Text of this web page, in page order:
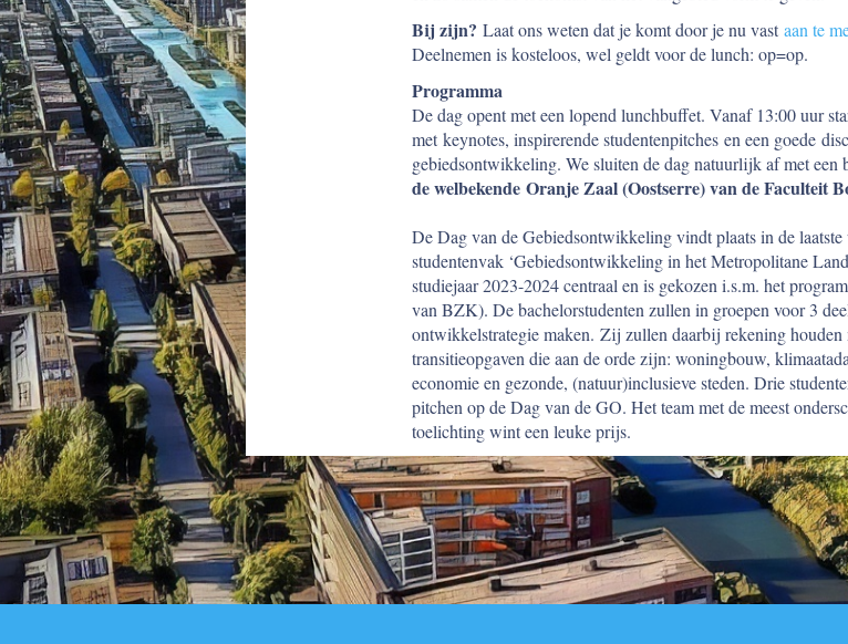
Bij zijn? Laat ons weten dat je komt door je nu vastaan te
Deelnemen is kosteloos, wel geldt voor de lunch: op=op.
Programma
De dag opent met een lopend lunchbuffet. Vanaf 13:00 uur
met keynotes, inspirerende studentenpitches en een goede
gebiedsontwikkeling. We sluiten de dag natuurlijk af met een
de welbekende Oranje Zaal (Oostserre) van de Faculteit
De Dag van de Gebiedsontwikkeling vindt plaats in de laatste
studentenvak ‘Gebiedsontwikkeling in het Metropolitane
studiejaar 2023-2024 centraal en is gekozen i.s.m. het
van BZK). De bachelorstudenten zullen in groepen voor 3
ontwikkelstrategie maken. Zij zullen daarbij rekening houden
transitieopgaven die aan de orde zijn: woningbouw,
economie en gezonde, (natuur)inclusieve steden. Drie
pitchen op de Dag van de GO. Het team met de meest
toelichting wint een leuke prijs.